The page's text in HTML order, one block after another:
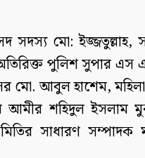
সদস্য মো: ইজ্জতুল্লাহ,
পুলিশ সুপার এস
মো. আবুল হাশেম,
আমীর শহিদুল ইসলাম
সাধারণ সম্পাদক